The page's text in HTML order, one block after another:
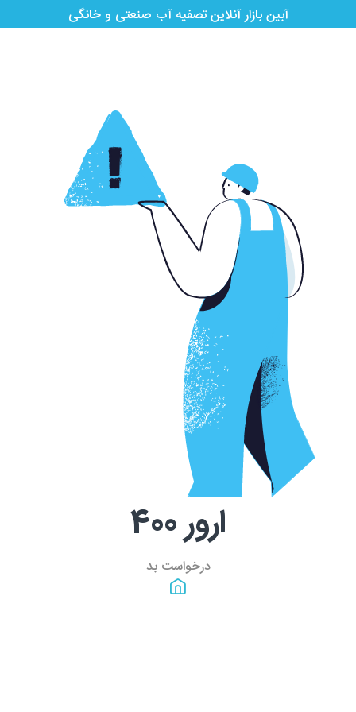
آبین بازار آنلاین تصفیه آب صنعتی و خانگی
ارور400
درخواست بد